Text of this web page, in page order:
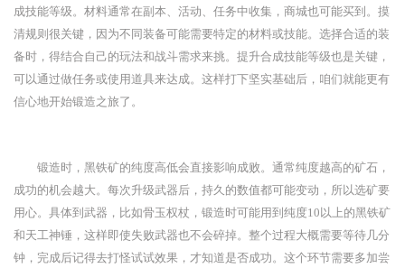
成技能等级。材料通常在副本、活动、任务中收集，商城也可能买到。摸
清规则很关键，因为不同装备可能需要特定的材料或技能。选择合适的装
备时，得结合自己的玩法和战斗需求来挑。提升合成技能等级也是关键，
可以通过做任务或使用道具来达成。这样打下坚实基础后，咱们就能更有
信心地开始锻造之旅了。
锻造时，黑铁矿的纯度高低会直接影响成败。通常纯度越高的矿石，
成功的机会越大。每次升级武器后，持久的数值都可能变动，所以选矿要
用心。具体到武器，比如骨玉权杖，锻造时可能用到纯度10以上的黑铁矿
和天工神锤，这样即使失败武器也不会碎掉。整个过程大概需要等待几分
钟，完成后记得去打怪试试效果，才知道是否成功。这个环节需要多加尝